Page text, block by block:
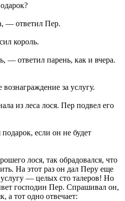
— ответил Пер.
король.
— ответил парень, как и вчера.
за услугу.
из леса лося. Пер подвел его
если он не будет
лося, так обрадовался, что
На этот раз он дал Перу еще
— целых сто талеров! Но
господин Пер. Спрашивал он,
а тот одно отвечает: